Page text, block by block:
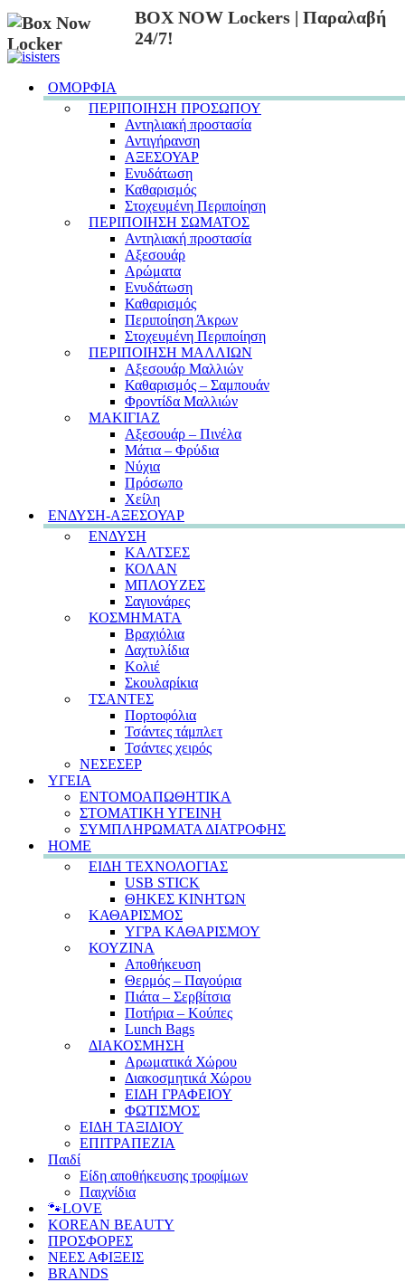
BOX NOW Lockers | Παραλαβή
24/7!
ΟΜΟΡΦΙΑ
ΠΕΡΙΠΟΙΗΣΗ ΠΡΟΣΩΠΟΥ
Αντηλιακή προστασία
Αντιγήρανση
ΑΞΕΣΟΥΑΡ
Ενυδάτωση
Καθαρισμός
Στοχευμένη Περιποίηση
ΠΕΡΙΠΟΙΗΣΗ ΣΩΜΑΤΟΣ
Αντηλιακή προστασία
Αξεσουάρ
Αρώματα
Ενυδάτωση
Καθαρισμός
Περιποίηση Άκρων
Στοχευμένη Περιποίηση
ΠΕΡΙΠΟΙΗΣΗ ΜΑΛΛΙΩΝ
Αξεσουάρ Μαλλιών
Καθαρισμός – Σαμπουάν
Φροντίδα Μαλλιών
ΜΑΚΙΓΙΑΖ
Αξεσουάρ – Πινέλα
Μάτια – Φρύδια
Νύχια
Πρόσωπο
Χείλη
ΕΝΔΥΣΗ-ΑΞΕΣΟΥΑΡ
ΕΝΔΥΣΗ
ΚΑΛΤΣΕΣ
ΚΟΛΑΝ
ΜΠΛΟΥΖΕΣ
Σαγιονάρες
ΚΟΣΜΗΜΑΤΑ
Βραχιόλια
Δαχτυλίδια
Κολιέ
Σκουλαρίκια
ΤΣΑΝΤΕΣ
Πορτοφόλια
Τσάντες τάμπλετ
Τσάντες χειρός
ΝΕΣΕΣΕΡ
ΥΓΕΙΑ
ΕΝΤΟΜΟΑΠΩΘΗΤΙΚΑ
ΣΤΟΜΑΤΙΚΗ ΥΓΕΙΝΗ
ΣΥΜΠΛΗΡΩΜΑΤΑ ΔΙΑΤΡΟΦΗΣ
HOME
ΕΙΔΗ ΤΕΧΝΟΛΟΓΙΑΣ
USB STICK
ΘΗΚΕΣ ΚΙΝΗΤΩΝ
ΚΑΘΑΡΙΣΜΟΣ
ΥΓΡΑ ΚΑΘΑΡΙΣΜΟΥ
ΚΟΥΖΙΝΑ
Αποθήκευση
Θερμός – Παγούρια
Πιάτα – Σερβίτσια
Ποτήρια – Κούπες
Lunch Bags
ΔΙΑΚΟΣΜΗΣΗ
Αρωματικά Χώρου
Διακοσμητικά Χώρου
ΕΙΔΗ ΓΡΑΦΕΙΟΥ
ΦΩΤΙΣΜΟΣ
ΕΙΔΗ ΤΑΞΙΔΙΟΥ
ΕΠΙΤΡΑΠΕΖΙΑ
Παιδί
Είδη αποθήκευσης τροφίμων
Παιχνίδια
🐾LOVE
KOREAN BEAUTY
ΠΡΟΣΦΟΡΕΣ
ΝΕΕΣ ΑΦΙΞΕΙΣ
BRANDS